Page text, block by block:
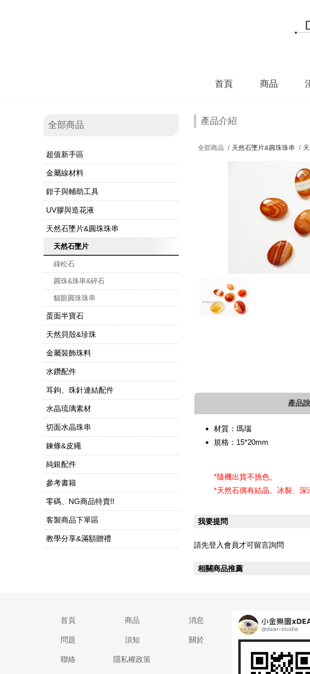
首頁 商品
全部商品
超值新手區
金屬線材料
鉗子與輔助工具
UV膠與造花液
天然石墜片&圓珠珠串
天然石墜片
綠松石
圓珠&珠串&碎石
貓眼圓珠珠串
蛋面半寶石
天然貝殼&珍珠
金屬裝飾珠料
水鑽配件
耳鉤、珠針連結配件
水晶琉璃素材
切面水晶珠串
鍊條&皮繩
純銀配件
參考書籍
零碼、NG商品特賣!!
客製商品下單區
教學分享&滿額贈禮
產品介紹
全部商品 / 天然石墜片&圓珠珠串 /
產品
材質：瑪瑙
規格：15*20mm
*隨機出貨不挑色。
*天然石偶有結晶、冰裂、
我要提問
請先登入會員才可留言詢問
相關商品推薦
首頁 商品 消息
問題 須知 關於
聯絡 隱私權政策